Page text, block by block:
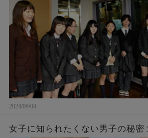
ても知らないよ～ｗ」→結果…
2024/09/04
女子に知られたくない男子の秘密